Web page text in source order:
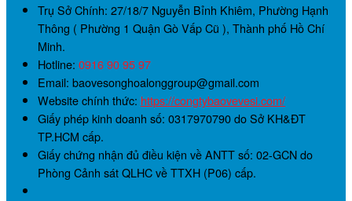
Trụ Sở Chính: 27/18/7 Nguyễn Bỉnh Khiêm, Phường Hạnh
Thông ( Phường 1 Quận Gò Vấp Cũ ), Thành phố Hồ Chí
Minh.
Hotline: 0916 90 95 97
Email: baovesonghoalonggroup@gmail.com
Website chính thức: https://congtybaovevesi.com/
Giấy phép kinh doanh số: 0317970790do Sở KH&ĐT
TP.HCM cấp.
Giấy chứng nhận đủ điều kiện về ANTT số: 02-GCNdo
Phòng Cảnh sát QLHC về TTXH (P06) cấp.